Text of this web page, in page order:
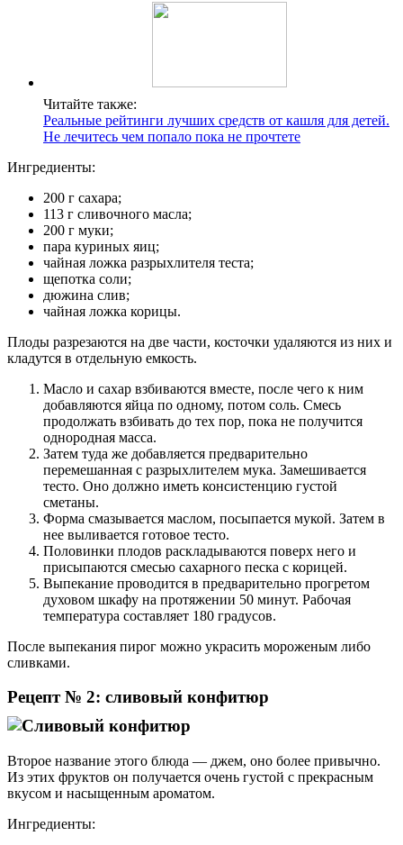
Читайте также:
Реальные рейтинги лучших средств от кашля для детей.
Не лечитесь чем попало пока не прочтете
Ингредиенты:
200 г сахара;
113 г сливочного масла;
200 г муки;
пара куриных яиц;
чайная ложка разрыхлителя теста;
щепотка соли;
дюжина слив;
чайная ложка корицы.
Плоды разрезаются на две части, косточки удаляются из них и
кладутся в отдельную емкость.
Масло и сахар взбиваются вместе, после чего к ним
добавляются яйца по одному, потом соль. Смесь
продолжать взбивать до тех пор, пока не получится
однородная масса.
Затем туда же добавляется предварительно
перемешанная с разрыхлителем мука. Замешивается
тесто. Оно должно иметь консистенцию густой
сметаны.
Форма смазывается маслом, посыпается мукой. Затем в
нее выливается готовое тесто.
Половинки плодов раскладываются поверх него и
присыпаются смесью сахарного песка с корицей.
Выпекание проводится в предварительно прогретом
духовом шкафу на протяжении 50 минут. Рабочая
температура составляет 180 градусов.
После выпекания пирог можно украсить мороженым либо
сливками.
Рецепт № 2: сливовый конфитюр
Второе название этого блюда — джем, оно более привычно.
Из этих фруктов он получается очень густой с прекрасным
вкусом и насыщенным ароматом.
Ингредиенты: